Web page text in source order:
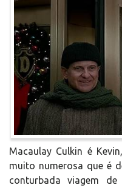
Macaulay Culkin é
muito numerosa que é
conturbada viagem